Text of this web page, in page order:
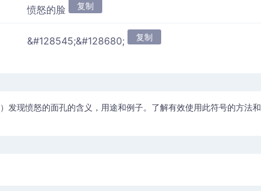
愤怒的脸 复制
&#128545;&#128680; 复制
发现愤怒的面孔的含义，用途和例子。了解有效使用此符号的方法和